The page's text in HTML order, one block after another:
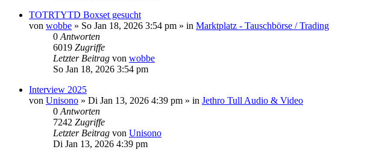
TOTRTYTD Boxset gesucht
von wobbe » So Jan 18, 2026 3:54 pm » in Marktplatz - Tauschbörse / Trading
0 Antworten
6019 Zugriffe
Letzter Beitrag von wobbe
So Jan 18, 2026 3:54 pm
Interview 2025
von Unisono » Di Jan 13, 2026 4:39 pm » in Jethro Tull Audio & Video
0 Antworten
7242 Zugriffe
Letzter Beitrag von Unisono
Di Jan 13, 2026 4:39 pm